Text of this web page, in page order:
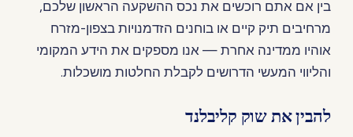
בין אם אתם רוכשים את נכס ההשקעה הראשון שלכם,
מרחיבים תיק קיים או בוחנים הזדמנויות בצפון-מזרח
אוהיו ממדינה אחרת — אנו מספקים את הידע המקומי
והליווי המעשי הדרושים לקבלת החלטות מושכלות.
להבין את שוק קליבלנד